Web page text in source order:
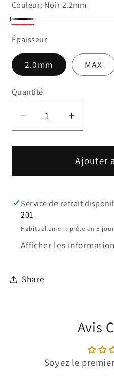
Couleur: Noir 2.2mm
Noir
2.2mm
Épaisseur
2.0mm MAX
Quantité
Réduire
la
quantité
Revêtement
express
ultra
la
quantité
de
express
Ajouter
Service de retrait
201
Habituellement prête en 5
Afficher les
Share
Avis
Soyez le